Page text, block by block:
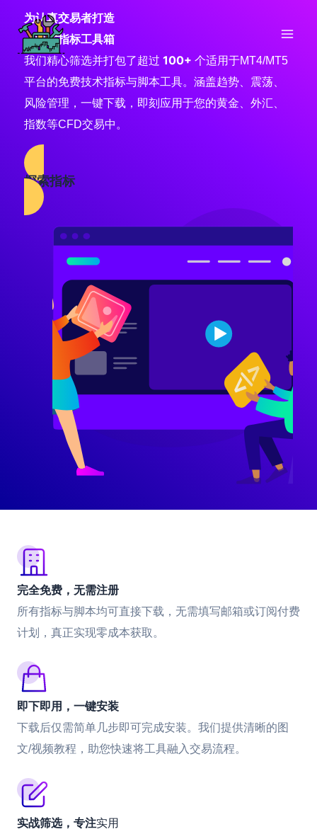
为认真交易者打造
一站式指标工具箱
我们精心筛选并打包了超过 100+ 个适用于MT4/MT5
平台的免费技术指标与脚本工具。涵盖趋势、震荡、
风险管理，一键下载，即刻应用于您的黄金、外汇、
指数等CFD交易中。
探索指标
完全免费，无需注册
所有指标与脚本均可直接下载，无需填写邮箱或订阅付费
计划，真正实现零成本获取。
即下即用，一键安装
下载后仅需简单几步即可完成安装。我们提供清晰的图
文/视频教程，助您快速将工具融入交易流程。
实战筛选，专注实用